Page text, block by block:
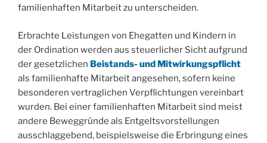
familienhaften Mitarbeit zu unterscheiden.
Erbrachte Leistungen von Ehegatten und Kindern in
der Ordination werden aus steuerlicher Sicht aufgrund
der gesetzlichen Beistands- und Mitwirkungspflicht
als familienhafte Mitarbeit angesehen, sofern keine
besonderen vertraglichen Verpflichtungen vereinbart
wurden. Bei einer familienhaften Mitarbeit sind meist
andere Beweggründe als Entgeltsvorstellungen
ausschlaggebend, beispielsweise die Erbringung eines